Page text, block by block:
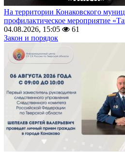
На территории Конаковского
профилактическое мероприятие
04.08.2026, 15:05
61
Закон и порядок